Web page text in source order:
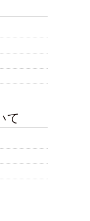
て